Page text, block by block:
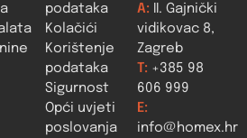
podataka
Kolačići
Korištenje
podataka
Sigurnost
Opći uvjeti
poslovanja
A: II. Gajnički
vidikovac 8,
Zagreb
T: +385 98
606 999
E:
info@homex.hr